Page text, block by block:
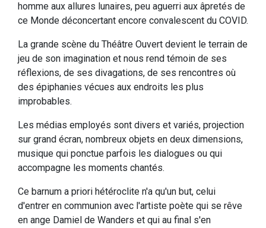
homme aux allures lunaires, peu aguerri aux âpretés de
ce Monde déconcertant encore convalescent du COVID.
La grande scène du Théâtre Ouvert devient le terrain de
jeu de son imagination et nous rend témoin de ses
réflexions, de ses divagations, de ses rencontres où
des épiphanies vécues aux endroits les plus
improbables.
Les médias employés sont divers et variés, projection
sur grand écran, nombreux objets en deux dimensions,
musique qui ponctue parfois les dialogues ou qui
accompagne les moments chantés.
Ce barnum a priori hétéroclite n'a qu'un but, celui
d'entrer en communion avec l'artiste poète qui se rêve
en ange Damiel de Wanders et qui au final s'en